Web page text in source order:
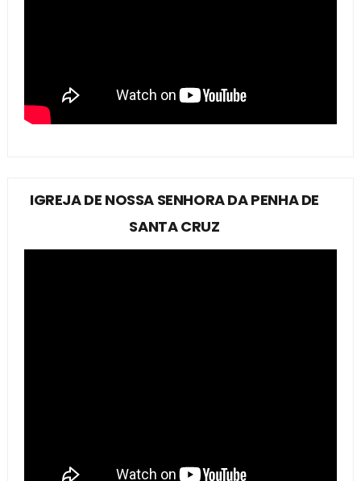
IGREJA DE NOSSA SENHORA DA PENHA DE
SANTA CRUZ